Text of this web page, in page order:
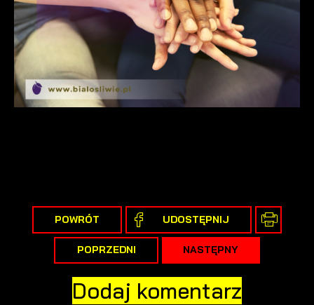
POWRÓT UDOSTĘPNIJ
POPRZEDNI NASTĘPNY
Dodaj komentarz
internetowej. Treści promocyjne mogą pojawić się na
stronach podmiotów trzecich lub firm będących naszymi
partnerami oraz innych dostawców usług. Firmy te działają w
charakterze pośredników prezentujących nasze treści w
postaci wiadomości, ofert, komunikatów mediów
społecznościowych.